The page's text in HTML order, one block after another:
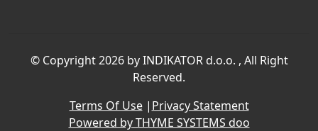
© Copyright 2026 by INDIKATOR d.o.o. , All Right
Reserved.
Terms Of Use| Privacy Statement
Powered by THYME SYSTEMS doo